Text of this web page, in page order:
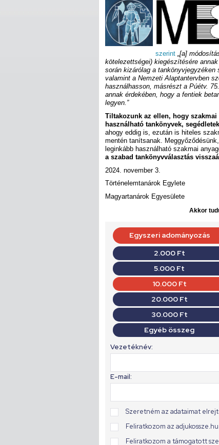
szerint „[a]
kötelezettségei) kiegészítésére
során kizárólag a tankönyvjegyzéken
valamint a Nemzeti Alaptantervben
használhasson, másrészt a Púétv.
annak érdekében, hogy a fentiek
legyen.”
Tiltakozunk az ellen, hogy
használható tankönyvek,
ahogy eddig is, ezután is hiteles
mentén tanítsanak.
leginkább használható szakmai
a szabad tankönyvválasztás
2024. november 3.
Magyartanárok Egyesülete
Akkor